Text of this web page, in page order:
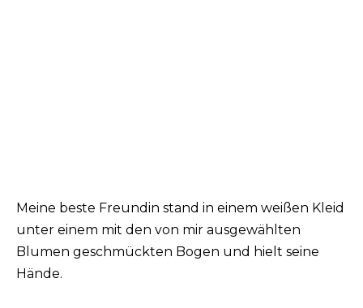
Meine beste Freundin stand in einem weißen Kleid
unter einem mit den von mir ausgewählten
Blumen geschmückten Bogen und hielt seine
Hände.